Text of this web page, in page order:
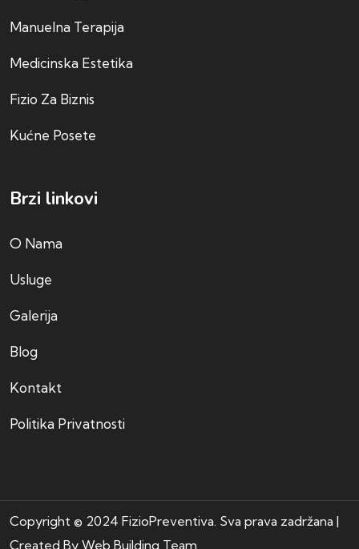
Manuelna Terapija
Medicinska Estetika
Fizio Za Biznis
Kućne Posete
Brzi linkovi
O Nama
Usluge
Galerija
Blog
Kontakt
Politika Privatnosti
Copyright © 2024 FizioPreventiva. Sva prava zadržana |
Created By Web Building Team